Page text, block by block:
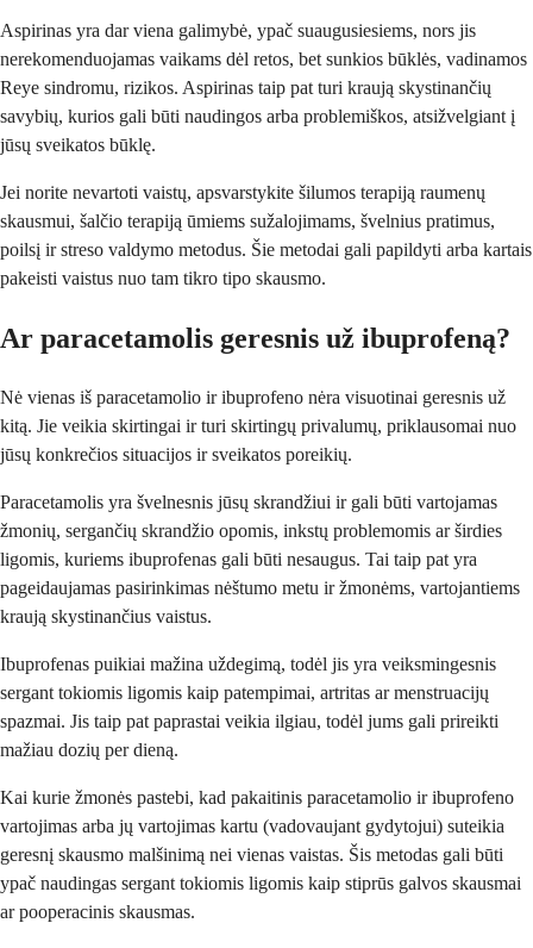
Aspirinas yra dar viena galimybė, ypač suaugusiesiems, nors jis
nerekomenduojamas vaikams dėl retos, bet sunkios būklės, vadinamos
Reye sindromu, rizikos. Aspirinas taip pat turi kraują skystinančių
savybių, kurios gali būti naudingos arba problemiškos, atsižvelgiant į
jūsų sveikatos būklę.
Jei norite nevartoti vaistų, apsvarstykite šilumos terapiją raumenų
skausmui, šalčio terapiją ūmiems sužalojimams, švelnius pratimus,
poilsį ir streso valdymo metodus. Šie metodai gali papildyti arba kartais
pakeisti vaistus nuo tam tikro tipo skausmo.
Ar paracetamolis geresnis už ibuprofeną?
Nė vienas iš paracetamolio ir ibuprofeno nėra visuotinai geresnis už
kitą. Jie veikia skirtingai ir turi skirtingų privalumų, priklausomai nuo
jūsų konkrečios situacijos ir sveikatos poreikių.
Paracetamolis yra švelnesnis jūsų skrandžiui ir gali būti vartojamas
žmonių, sergančių skrandžio opomis, inkstų problemomis ar širdies
ligomis, kuriems ibuprofenas gali būti nesaugus. Tai taip pat yra
pageidaujamas pasirinkimas nėštumo metu ir žmonėms, vartojantiems
kraują skystinančius vaistus.
Ibuprofenas puikiai mažina uždegimą, todėl jis yra veiksmingesnis
sergant tokiomis ligomis kaip patempimai, artritas ar menstruacijų
spazmai. Jis taip pat paprastai veikia ilgiau, todėl jums gali prireikti
mažiau dozių per dieną.
Kai kurie žmonės pastebi, kad pakaitinis paracetamolio ir ibuprofeno
vartojimas arba jų vartojimas kartu (vadovaujant gydytojui) suteikia
geresnį skausmo malšinimą nei vienas vaistas. Šis metodas gali būti
ypač naudingas sergant tokiomis ligomis kaip stiprūs galvos skausmai
ar pooperacinis skausmas.